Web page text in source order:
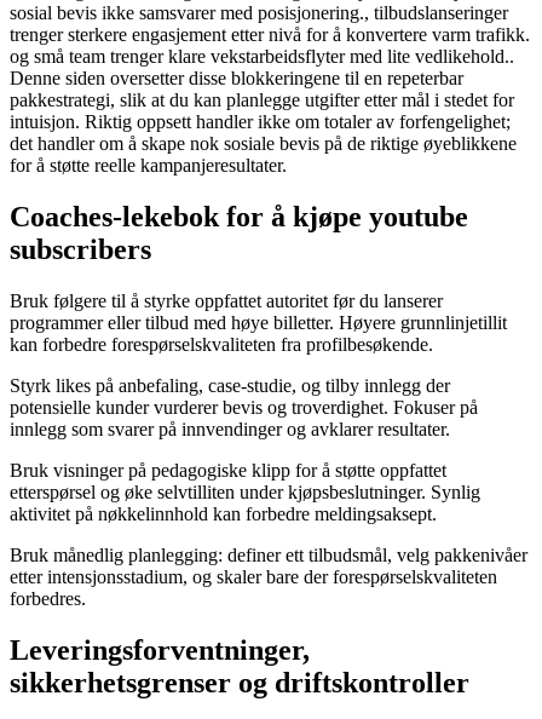
sosial bevis ikke samsvarer med posisjonering., tilbudslanseringer
trenger sterkere engasjement etter nivå for å konvertere varm trafikk.
og små team trenger klare vekstarbeidsflyter med lite vedlikehold..
Denne siden oversetter disse blokkeringene til en repeterbar
pakkestrategi, slik at du kan planlegge utgifter etter mål i stedet for
intuisjon. Riktig oppsett handler ikke om totaler av forfengelighet;
det handler om å skape nok sosiale bevis på de riktige øyeblikkene
for å støtte reelle kampanjeresultater.
Coaches-lekebok for å kjøpe youtube
subscribers
Bruk følgere til å styrke oppfattet autoritet før du lanserer
programmer eller tilbud med høye billetter. Høyere grunnlinjetillit
kan forbedre forespørselskvaliteten fra profilbesøkende.
Styrk likes på anbefaling, case-studie, og tilby innlegg der
potensielle kunder vurderer bevis og troverdighet. Fokuser på
innlegg som svarer på innvendinger og avklarer resultater.
Bruk visninger på pedagogiske klipp for å støtte oppfattet
etterspørsel og øke selvtilliten under kjøpsbeslutninger. Synlig
aktivitet på nøkkelinnhold kan forbedre meldingsaksept.
Bruk månedlig planlegging: definer ett tilbudsmål, velg pakkenivåer
etter intensjonsstadium, og skaler bare der forespørselskvaliteten
forbedres.
Leveringsforventninger,
sikkerhetsgrenser og driftskontroller